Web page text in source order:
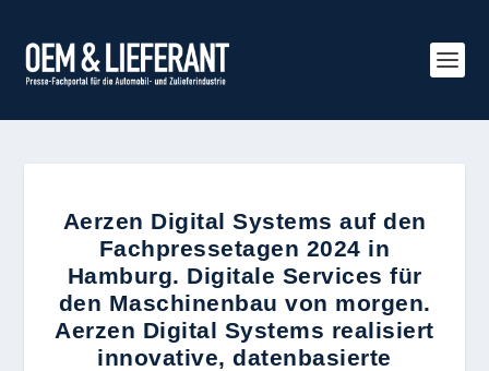
Aerzen Digital Systems auf den
Fachpressetagen 2024 in
Hamburg. Digitale Services für
den Maschinenbau von morgen.
Aerzen Digital Systems realisiert
innovative, datenbasierte